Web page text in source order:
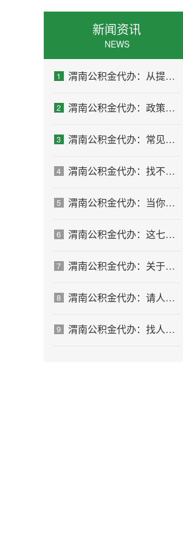
新闻资讯
NEWS
1 渭南公积金代办：从提问方式就能看出你是否需要帮助
2 渭南公积金代办：政策一直在变，你需要有人帮你盯着
3 渭南公积金代办：常见误区
4 渭南公积金代办：找不找代办的最终判断标准
5 渭南公积金代办：当你犹豫要不要找人时，先看自己符合这几点吗
6 渭南公积金代办：这七种情况，你真的不用找代办
7 渭南公积金代办：关于找代办这件事的常见疑问，一次性说清楚
8 渭南公积金代办：请人办之前，自己先做这几步
9 渭南公积金代办：找人办不是放弃，是换一种方式解决